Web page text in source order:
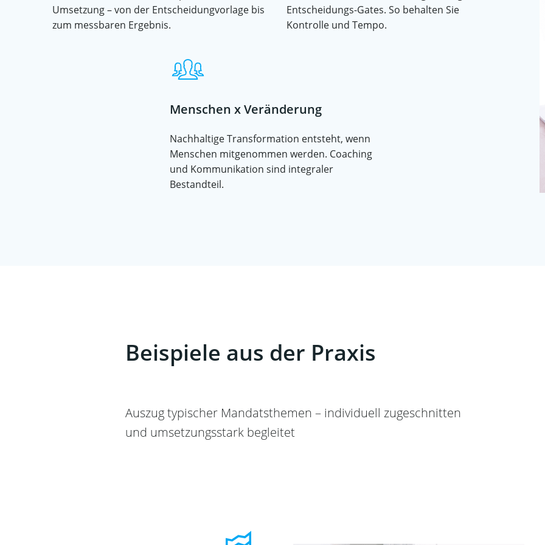
Umsetzung – von der Entscheidungvorlage bis
zum messbaren Ergebnis.
Entscheidungs-Gates. So behalten Sie
Kontrolle und Tempo.
Menschen x Veränderung
Nachhaltige Transformation entsteht, wenn
Menschen mitgenommen werden. Coaching
und Kommunikation sind integraler
Bestandteil.
Beispiele aus der Praxis
Auszug typischer Mandatsthemen – individuell zugeschnitten
und umsetzungsstark begleitet